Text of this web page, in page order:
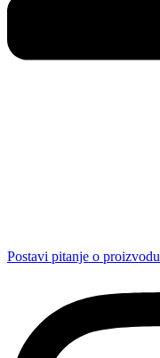
Postavi pitanje o proizvodu